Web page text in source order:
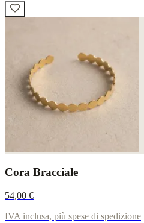
Cora Bracciale
54,00 €
IVA inclusa, più spese di spedizione